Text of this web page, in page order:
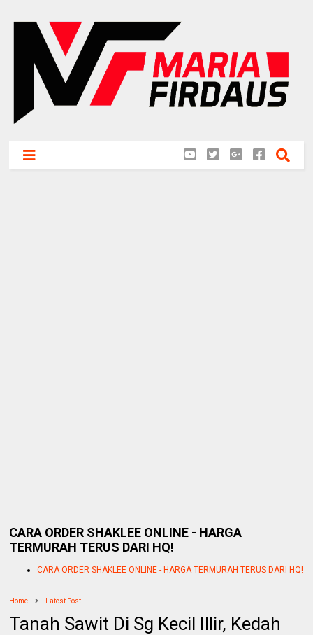
CARA ORDER SHAKLEE ONLINE - HARGA
TERMURAH TERUS DARI HQ!
CARA ORDER SHAKLEE ONLINE - HARGA TERMURAH TERUS DARI HQ!
Home Latest Post
Tanah Sawit Di Sg Kecil Illir, Kedah